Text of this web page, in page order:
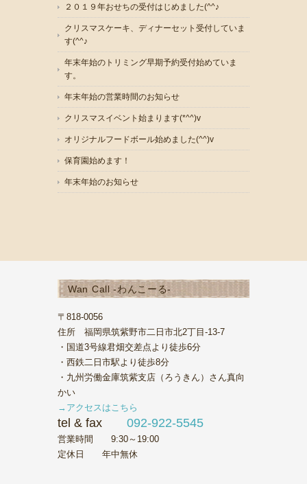
２０１９年おせちの受付はじめました(^^♪
クリスマスケーキ、ディナーセット受付していま
す(^^♪
年末年始のトリミング早期予約受付始めていま
す。
年末年始の営業時間のお知らせ
クリスマスイベント始まります(*^^)v
オリジナルフードボール始めました(^^)v
保育園始めます！
年末年始のお知らせ
Wan Call -わんこーる-
〒818-0056
住所 福岡県筑紫野市二日市北2丁目-13-7
・国道3号線君畑交差点より徒歩6分
・西鉄二日市駅より徒歩8分
・九州労働金庫筑紫支店（ろうきん）さん真向
かい
→アクセスはこちら
tel & fax 092-922-5545
営業時間 9:30～19:00
定休日 年中無休